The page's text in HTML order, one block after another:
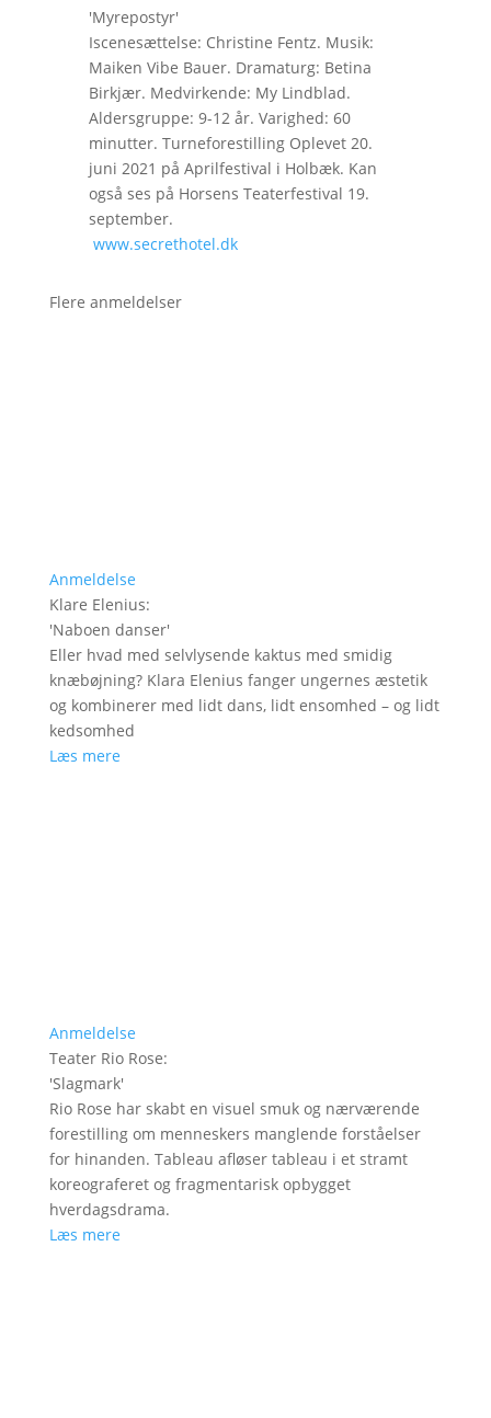
'Myrepostyr'
Iscenesættelse: Christine Fentz. Musik:
Maiken Vibe Bauer. Dramaturg: Betina
Birkjær. Medvirkende: My Lindblad.
Aldersgruppe: 9-12 år. Varighed: 60
minutter. Turneforestilling Oplevet 20.
juni 2021 på Aprilfestival i Holbæk. Kan
også ses på Horsens Teaterfestival 19.
september.
www.secrethotel.dk
Flere anmeldelser
Anmeldelse
Klare Elenius:
'Naboen danser'
Eller hvad med selvlysende kaktus med smidig
knæbøjning? Klara Elenius fanger ungernes æstetik
og kombinerer med lidt dans, lidt ensomhed – og lidt
kedsomhed
Læs mere
Anmeldelse
Teater Rio Rose:
'Slagmark'
Rio Rose har skabt en visuel smuk og nærværende
forestilling om menneskers manglende forståelser
for hinanden. Tableau afløser tableau i et stramt
koreograferet og fragmentarisk opbygget
hverdagsdrama.
Læs mere